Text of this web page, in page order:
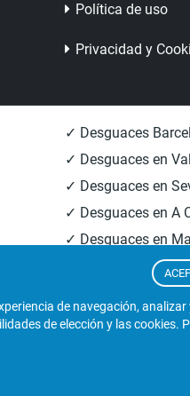
Política de uso
Privacidad y
✓ Desguaces
✓ Desguaces en
✓ Desguaces en
✓ Desguaces en A
✓ Desguaces en
✓ Informacion
de navegación,
de elección y las cookies.